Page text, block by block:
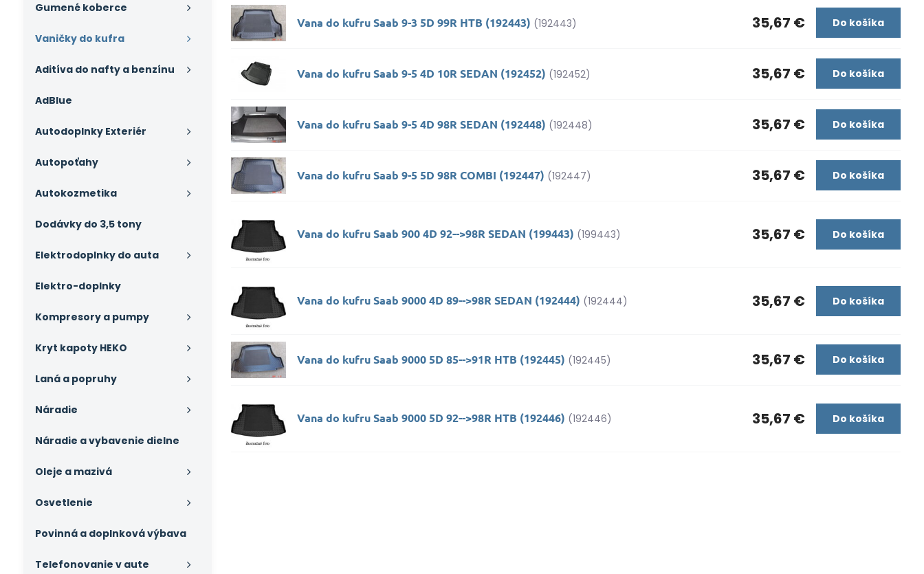
Vana do kufru Saab 9-3 5D 99R HTB (192443) (192443) 35,67 € Do košíka
Vana do kufru Saab 9-5 4D 10R SEDAN (192452) (192452) 35,67 € Do košíka
Vana do kufru Saab 9-5 4D 98R SEDAN (192448) (192448) 35,67 € Do košíka
Vana do kufru Saab 9-5 5D 98R COMBI (192447) (192447) 35,67 € Do košíka
Vana do kufru Saab 900 4D 92-->98R SEDAN (199443) (199443) 35,67 € Do košíka
Vana do kufru Saab 9000 4D 89-->98R SEDAN (192444) (192444) 35,67 € Do košíka
Vana do kufru Saab 9000 5D 85-->91R HTB (192445) (192445) 35,67 € Do košíka
Vana do kufru Saab 9000 5D 92-->98R HTB (192446) (192446) 35,67 € Do košíka
Gumené koberce
Vaničky do kufra
Aditíva do nafty a benzínu
AdBlue
Autodoplnky Exteriér
Autopoťahy
Autokozmetika
Dodávky do 3,5 tony
Elektrodoplnky do auta
Elektro-doplnky
Kompresory a pumpy
Kryt kapoty HEKO
Laná a popruhy
Náradie
Náradie a vybavenie dielne
Oleje a mazivá
Osvetlenie
Povinná a doplnková výbava
Telefonovanie v aute